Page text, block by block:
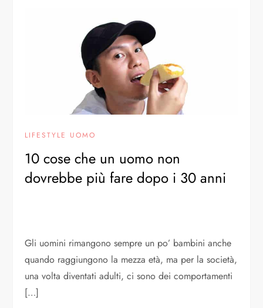
LIFESTYLE UOMO
10 cose che un uomo non
dovrebbe più fare dopo i 30 anni
Gli uomini rimangono sempre un po’ bambini anche
quando raggiungono la mezza età, ma per la società,
una volta diventati adulti, ci sono dei comportamenti
[…]